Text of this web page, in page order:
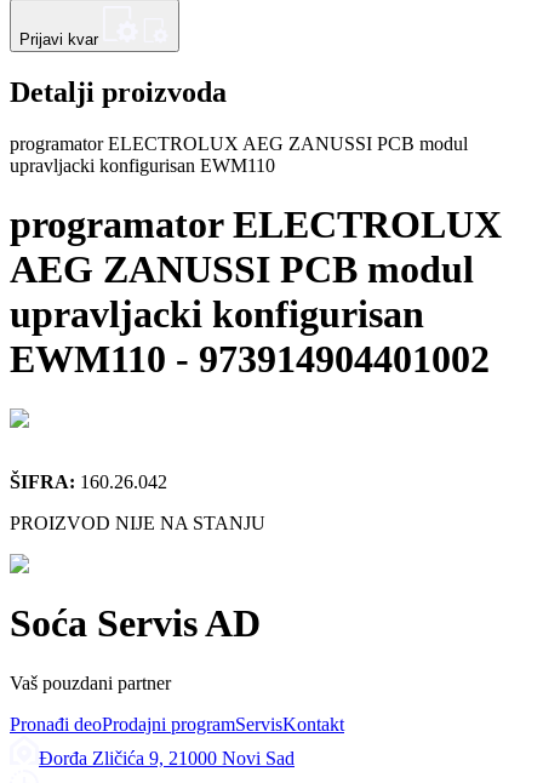
Prijavi kvar
Detalji proizvoda
programator ELECTROLUX AEG ZANUSSI PCB modul
upravljacki konfigurisan EWM110
programator ELECTROLUX
AEG ZANUSSI PCB modul
upravljacki konfigurisan
EWM110 - 973914904401002
ŠIFRA: 160.26.042
PROIZVOD NIJE NA STANJU
Soća Servis AD
Vaš pouzdani partner
Pronađi deoProdajni programServisKontakt
Đorđa Zličića 9, 21000 Novi Sad